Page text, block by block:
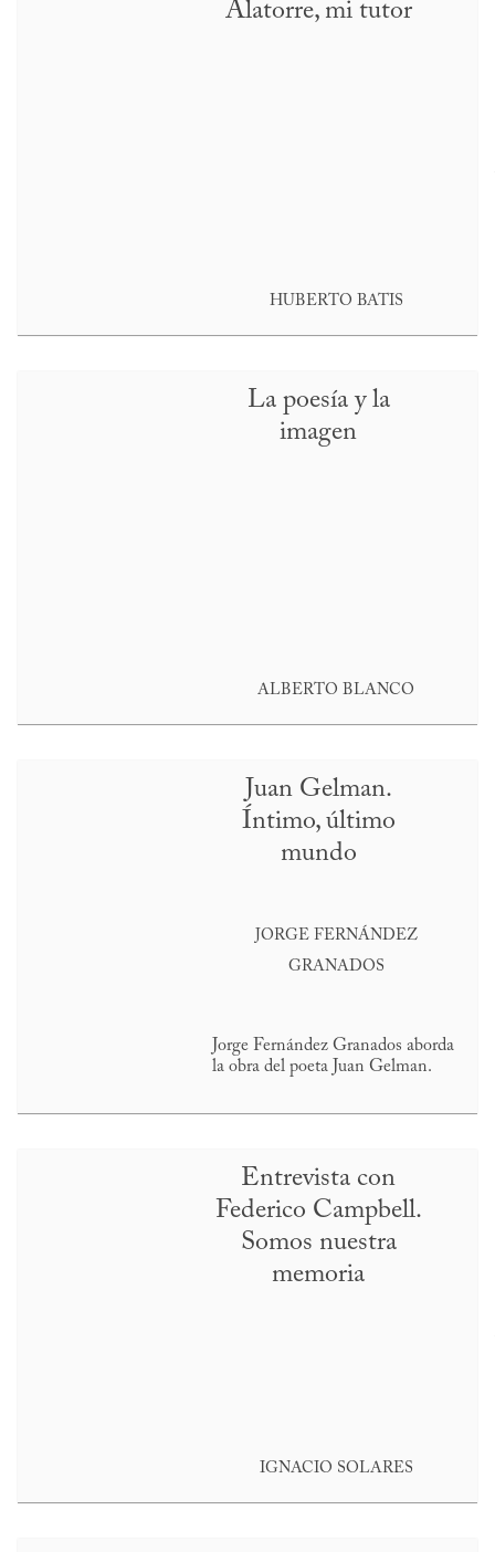
Alatorre, mi tutor
HUBERTO BATIS
La poesía y la
imagen
ALBERTO BLANCO
Juan Gelman.
Íntimo, último
mundo
JORGE FERNÁNDEZ
GRANADOS
Jorge Fernández Granados aborda
la obra del poeta Juan Gelman.
Entrevista con
Federico Campbell.
Somos nuestra
memoria
IGNACIO SOLARES